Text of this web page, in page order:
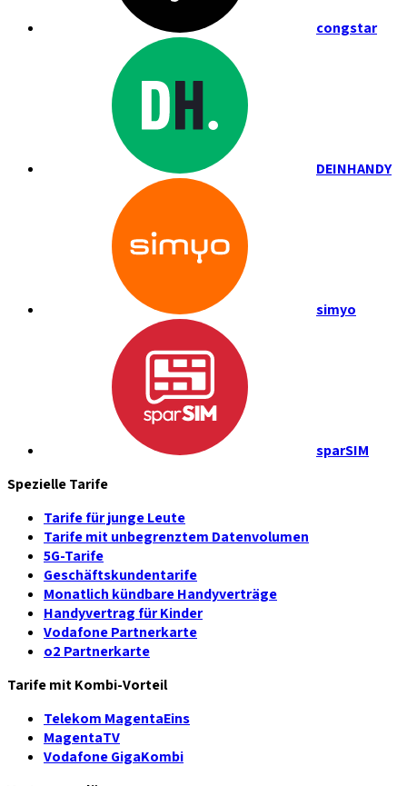
congstar
DEINHANDY
simyo
sparSIM
Spezielle Tarife
Tarife für junge Leute
Tarife mit unbegrenztem Datenvolumen
5G-Tarife
Geschäftskundentarife
Monatlich kündbare Handyverträge
Handyvertrag für Kinder
Vodafone Partnerkarte
o2 Partnerkarte
Tarife mit Kombi-Vorteil
Telekom MagentaEins
MagentaTV
Vodafone GigaKombi